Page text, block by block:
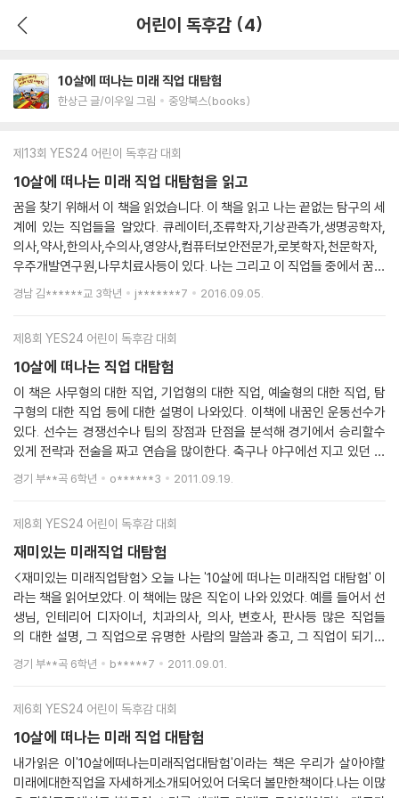
어린이 독후감 (4)
10살에 떠나는 미래 직업 대탐험
한상근 글/이우일 그림 중앙북스(books)
제13회 YES24 어린이 독후감 대회
10살에 떠나는 미래 직업 대탐험을 읽고
꿈을 찾기 위해서 이 책을 읽었습니다. 이 책을 읽고 나는 끝없는 탐구의 세
계에 있는 직업들을 알았다. 큐레이터,조류학자,기상관측가,생명공학자,
의사,약사,한의사,수의사,영양사,컴퓨터보안전문가,로봇학자,천문학자,
우주개발연구원,나무치료사등이 있다. 나는 그리고 이 직업들 중에서 꿈도
찾았다. 내 꿈은 우주개발연구원이다. 그래서 이 책은 자기 꿈을 찾지 못 한
형, 누나, 동생들에게 추천한다. 내가 적은 직업만이 아니라 다양한 직업이
자세하고 간단하게 성명 되어 있어서 정말 좋다. 이 책의 중심내용은 내 꿈
을 찾는 것이고 만들어진 이유는 꿈을 못 찾은 청소년들을 위해 직업에 대
해서 한번쯤 생각해보라고 만들어진 것 같다. 어쨌든 이 책은 한마디로 내
꿈을 찾기에 도움이 되는 책이다. 그리고 내가 우주개발연구원이 되려면
책을 하루 3권씩 읽고 우주에 대한 책도 많이 읽고 분석도 많이 많이 해야
겠다.
경남 김******교 3학년 j*******7 2016.09.05.
제8회 YES24 어린이 독후감 대회
10살에 떠나는 직업 대탐험
이 책은 사무형의 대한 직업, 기업형의 대한 직업, 예술형의 대한 직업, 탐
구형의 대한 직업 등에 대한 설명이 나와있다. 이책에 내꿈인 운동선수가
있다. 선수는 경쟁선수나 팀의 장점과 단점을 분석해 경기에서 승리할수
있게 전략과 전술을 짜고 연습을 많이한다. 축구나 야구에선 지고 있던 게
임을 역전할때의 짜릿함은 이루 말할수 없다. 나도 그렇다. 축구를 하다가
하다. 그 한가지 운동을 집중적으로 연습해야 한다. 나는 주말에 축구를 즐
겨한다. 하다보니 나도 어느정도 실력이 늘은것 같다. 이 책에는 운동선수
말고도 여러가지 직업들이 있다,
경기 부**곡 6학년 o******3 2011.09.19.
제8회 YES24 어린이 독후감 대회
재미있는 미래직업 대탐험
<재미있는 미래직업탐험> 오늘 나는 '10살에 떠나는 미래직업 대탐험' 이
라는 책을 읽어보았다. 이 책에는 많은 직업이 나와 있었다. 예를 들어서 선
생님, 인테리어 디자이너, 치과의사, 의사, 변호사, 판사등 많은 직업들
의 대한 설명, 그 직업으로 유명한 사람의 말씀과 충고, 그 직업이 되기위
해서 필요한 것이 나와있었다. 그중에서도 나는 패션디자이너를 자세히 읽
다른 사람의 생각을 배끼지 말고, 자신의 이미지를 잘 생각하여야 한다고
한다. 한마디로 상상력이 뛰어나야 한다고 한다. 이 말을 들으니 왠지 자신
이 없어졌다. 나는 상상력을 그다지 잘하는 것도 아니기 떄문이다. 하지만
옷으로 꼭 유명해 질 자신은 자신감을 충만하다. 그리고 유명한 패션디자
이너의 말씀을 읽어보니 더 자신감이 생겼다. 나는 옷을 만드게 되면 옷을
경기 부**곡 6학년 b*****7 2011.09.01.
제6회 YES24 어린이 독후감 대회
10살에 떠나는 미래 직업 대탐험
내가읽은 이'10살에떠나는미래직업대탐험'이라는 책은 우리가 살아야할
미래에대한직업을 자세하게소개되어있어 더욱더 볼만한책이다.나는 이많